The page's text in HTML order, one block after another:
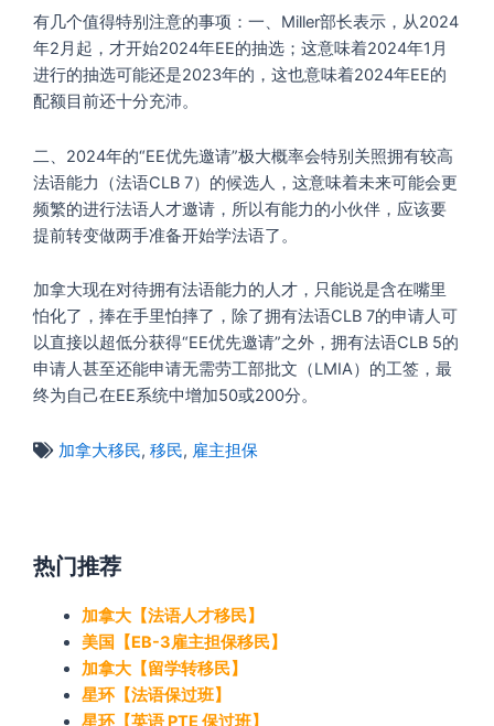
有几个值得特别注意的事项：一、Miller部长表示，从2024
年2月起，才开始2024年EE的抽选；这意味着2024年1月
进行的抽选可能还是2023年的，这也意味着2024年EE的
配额目前还十分充沛。
二、2024年的“EE优先邀请”极大概率会特别关照拥有较高
法语能力（法语CLB 7）的候选人，这意味着未来可能会更
频繁的进行法语人才邀请，所以有能力的小伙伴，应该要
提前转变做两手准备开始学法语了。
加拿大现在对待拥有法语能力的人才，只能说是含在嘴里
怕化了，捧在手里怕摔了，除了拥有法语CLB 7的申请人可
以直接以超低分获得“EE优先邀请”之外，拥有法语CLB 5的
申请人甚至还能申请无需劳工部批文（LMIA）的工签，最
终为自己在EE系统中增加50或200分。
加拿大移民,移民, 雇主担保
热门推荐
加拿大【法语人才移民】
美国【EB-3雇主担保移民】
加拿大【留学转移民】
星环【法语保过班】
星环【英语 PTE 保过班】